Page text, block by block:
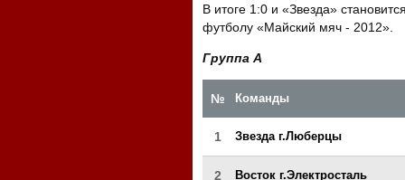
В итоге 1:0 и «Звезда»
футболу «Майский мяч - 2012».
Группа А
№ Команды
1 Звезда г.Люберцы
2 Восток г.Электросталь